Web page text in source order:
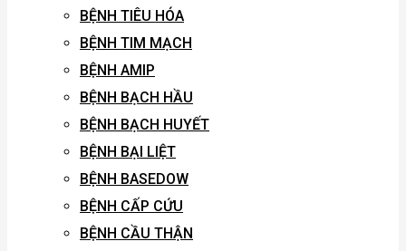
BỆNH TIÊU HÓA
BỆNH TIM MẠCH
BỆNH AMIP
BỆNH BẠCH HẦU
BỆNH BẠCH HUYẾT
BỆNH BẠI LIỆT
BỆNH BASEDOW
BỆNH CẤP CỨU
BỆNH CẦU THẬN